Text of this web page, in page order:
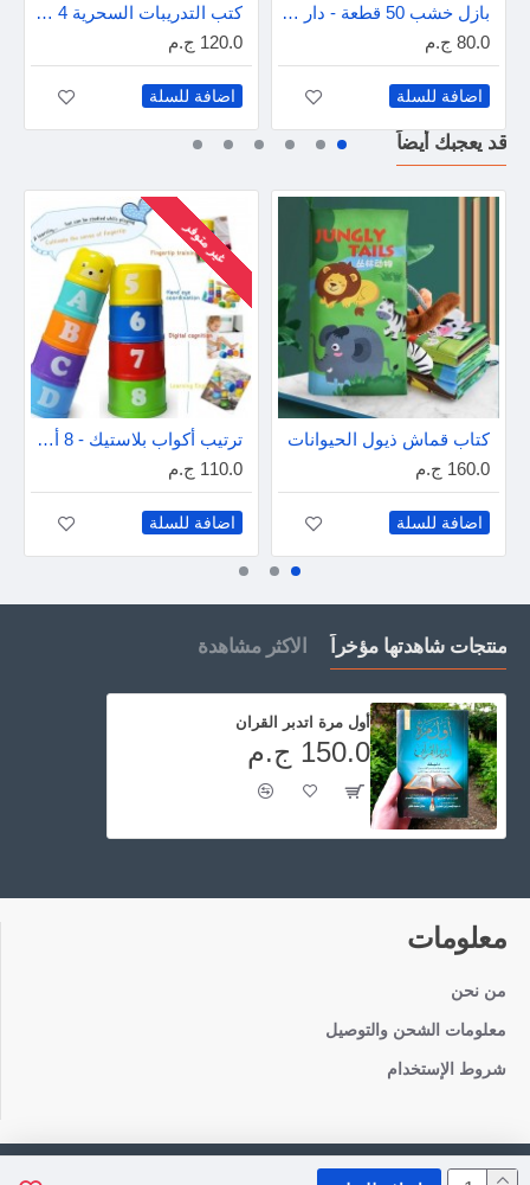
بازل خشب 50 قطعة - دار عمار
80.0 ج.م
اضافة للسلة
كتب التدريبات السحرية 4 كتب - إنجليزى
120.0 ج.م
اضافة للسلة
قد يعجبك أيضاً
كتاب قماش ذيول الحيوانات
160.0 ج.م
اضافة للسلة
غير متوفر
ترتيب أكواب بلاستيك - 8 أكواب دائرة ( شبكة )
110.0 ج.م
اضافة للسلة
منتجات شاهدتها مؤخراً الاكثر مشاهدة
أول مرة اتدبر القران
150.0 ج.م
معلومات
من نحن
معلومات الشحن والتوصيل
شروط الإستخدام
Copyright © 2021, TotaToys, All Rights Reserved